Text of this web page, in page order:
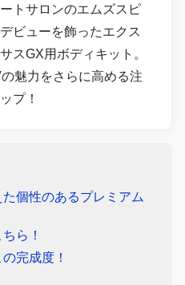
トサロンのエムズスピ
ビューを飾ったエクス
スGX用ボディキット。
魅力をさらに高める注
プ！
個性のあるプレミアム
ら！
完成度！